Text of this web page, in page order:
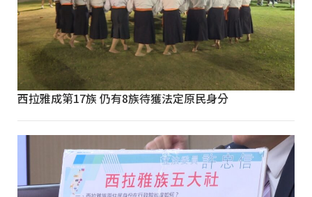
西拉雅成第17族 仍有8族待獲法定原民身分